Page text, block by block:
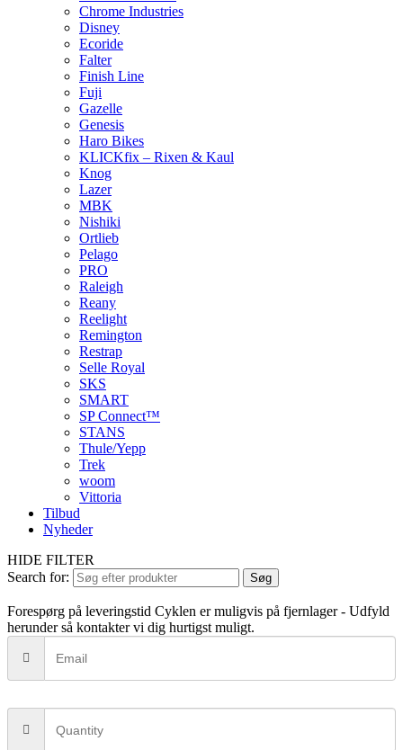
Chrome Industries
Disney
Ecoride
Falter
Finish Line
Fuji
Gazelle
Genesis
Haro Bikes
KLICKfix – Rixen & Kaul
Knog
Lazer
MBK
Nishiki
Ortlieb
Pelago
PRO
Raleigh
Reany
Reelight
Remington
Restrap
Selle Royal
SKS
SMART
SP Connect™
STANS
Thule/Yepp
Trek
woom
Vittoria
Tilbud
Nyheder
HIDE FILTER
Search for:
Søg
Forespørg på leveringstid Cyklen er muligvis på fjernlager - Udfyld
herunder så kontakter vi dig hurtigst muligt.